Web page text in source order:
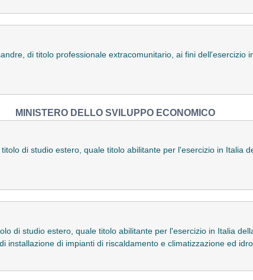
di titolo professionale extracomunitario, ai fini dell'esercizio
MINISTERO DELLO SVILUPPO ECONOMICO
di studio estero, quale titolo abilitante per l'esercizio in Italia
di studio estero, quale titolo abilitante per l'esercizio in Italia
installazione di impianti di riscaldamento e climatizzazione ed